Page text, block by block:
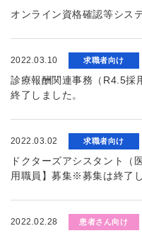
オンライン資格確認等シス
2022.03.10 求職者向け
診療報酬関連事務（R4.5採
終了しました。
2022.03.02 求職者向け
ドクターズアシスタント（
用職員】募集※募集は終了し
2022.02.28 患者さん向け